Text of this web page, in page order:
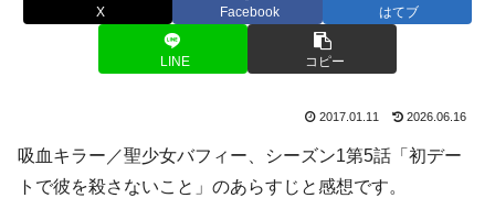
X Facebook はてブ
LINE コピー
2017.01.11 2026.06.16
吸血キラー／聖少女バフィー、シーズン1第5話「初デー
トで彼を殺さないこと」のあらすじと感想です。